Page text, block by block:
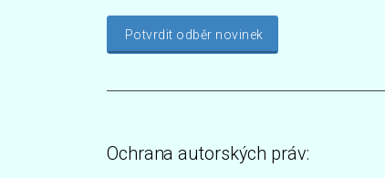
Potvrdit odběr novinek
Ochrana autorských práv: